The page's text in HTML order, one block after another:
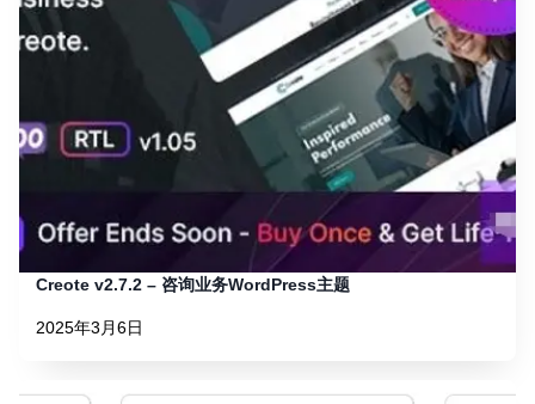
Creote v2.7.2 – 咨询业务WordPress主题
2025年3月6日